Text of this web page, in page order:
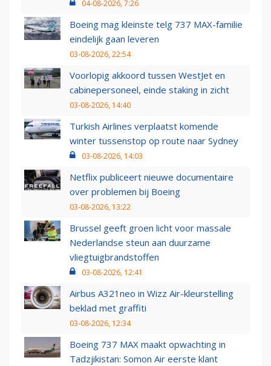
04-08-2026, 7:26
Boeing mag kleinste telg 737 MAX-familie
eindelijk gaan leveren
03-08-2026, 22:54
Voorlopig akkoord tussen WestJet en
cabinepersoneel, einde staking in zicht
03-08-2026, 14:40
Turkish Airlines verplaatst komende
winter tussenstop op route naar Sydney
03-08-2026, 14:03
Netflix publiceert nieuwe documentaire
over problemen bij Boeing
03-08-2026, 13:22
Brussel geeft groen licht voor massale
Nederlandse steun aan duurzame
vliegtuigbrandstoffen
03-08-2026, 12:41
Airbus A321neo in Wizz Air-kleurstelling
beklad met graffiti
03-08-2026, 12:34
Boeing 737 MAX maakt opwachting in
Tadzjikistan: Somon Air eerste klant